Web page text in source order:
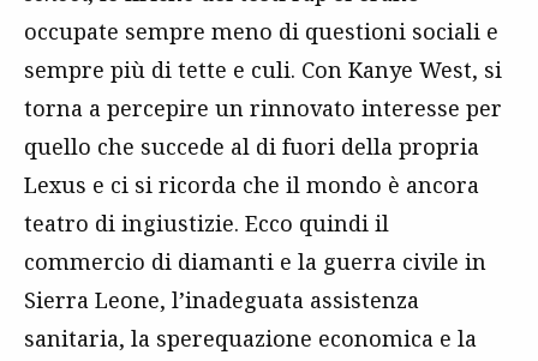
occupate sempre meno di questioni sociali e
sempre più di tette e culi. Con Kanye West, si
torna a percepire un rinnovato interesse per
quello che succede al di fuori della propria
Lexus e ci si ricorda che il mondo è ancora
teatro di ingiustizie. Ecco quindi il
commercio di diamanti e la guerra civile in
Sierra Leone, l’inadeguata assistenza
sanitaria, la sperequazione economica e la